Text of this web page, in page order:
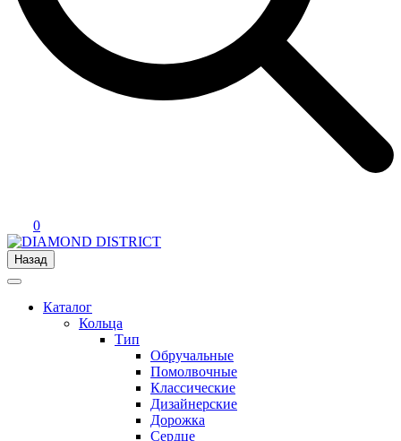
0
Назад
Каталог
Кольца
Тип
Обручальные
Помолвочные
Классические
Дизайнерские
Дорожка
Сердце